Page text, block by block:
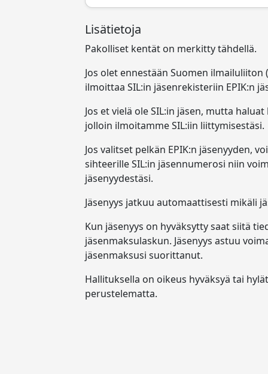
Lisätietoja
Pakolliset kentät on merkitty tähdellä.
Jos olet ennestään Suomen ilmailuliiton
ilmoittaa SIL:in jäsenrekisteriin EPIK:n
Jos et vielä ole SIL:in jäsen, mutta
jolloin ilmoitamme SIL:iin liittymisestäsi.
Jos valitset pelkän EPIK:n jäsenyyden,
sihteerille SIL:in jäsennumerosi niin
jäsenyydestäsi.
Jäsenyys jatkuu automaattisesti mikäli
Kun jäsenyys on hyväksytty saat siitä
jäsenmaksulaskun. Jäsenyys astuu
jäsenmaksusi suorittanut.
Hallituksella on oikeus hyväksyä tai
perustelematta.